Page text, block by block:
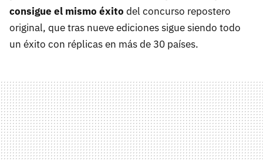
consigue el mismo éxito del concurso repostero
original, que tras nueve ediciones sigue siendo todo
un éxito con réplicas en más de 30 países.